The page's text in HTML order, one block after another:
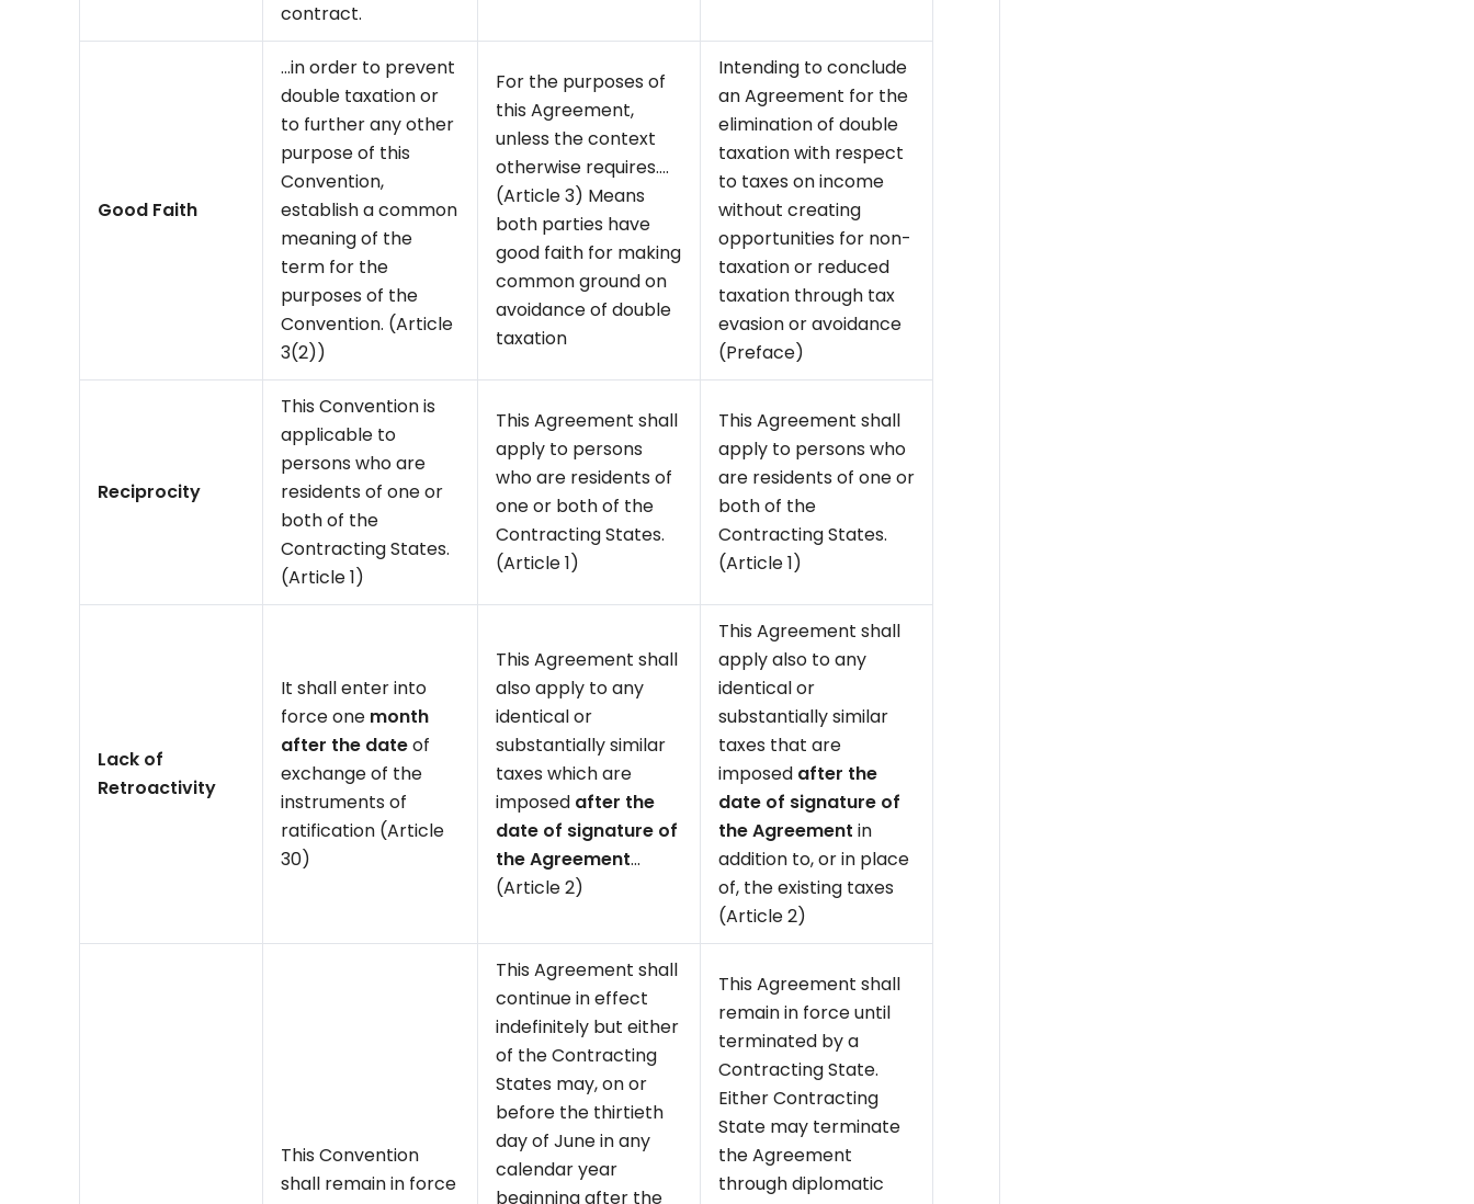
contract.
Good Faith
…in order to prevent
double taxation or
to further any other
purpose of this
Convention,
establish a common
meaning of the
term for the
purposes of the
Convention. (Article
3(2))
For the purposes of
this Agreement,
unless the context
otherwise requires….
(Article 3) Means
both parties have
good faith for making
common ground on
avoidance of double
taxation
Intending to conclude
an Agreement for the
elimination of double
taxation with respect
to taxes on income
without creating
opportunities for non-
taxation or reduced
taxation through tax
evasion or avoidance
(Preface)
Reciprocity
This Convention is
applicable to
persons who are
residents of one or
both of the
Contracting States.
(Article 1)
This Agreement shall
apply to persons
who are residents of
one or both of the
Contracting States.
(Article 1)
This Agreement shall
apply to persons who
are residents of one or
both of the
Contracting States.
(Article 1)
Lack of
Retroactivity
It shall enter into
force one month
after the dateof
exchange of the
instruments of
ratification (Article
30)
This Agreement shall
also apply to any
identical or
substantially similar
taxes which are
imposed after the
date of signature of
the Agreement…
(Article 2)
This Agreement shall
apply also to any
identical or
substantially similar
taxes that are
imposed after the
date of signature of
the Agreement in
addition to, or in place
of, the existing taxes
(Article 2)
This Convention
shall remain in force
This Agreement shall
continue in effect
indefinitely but either
of the Contracting
States may, on or
before the thirtieth
day of June in any
calendar year
beginning after the
This Agreement shall
remain in force until
terminated by a
Contracting State.
Either Contracting
State may terminate
the Agreement
through diplomatic